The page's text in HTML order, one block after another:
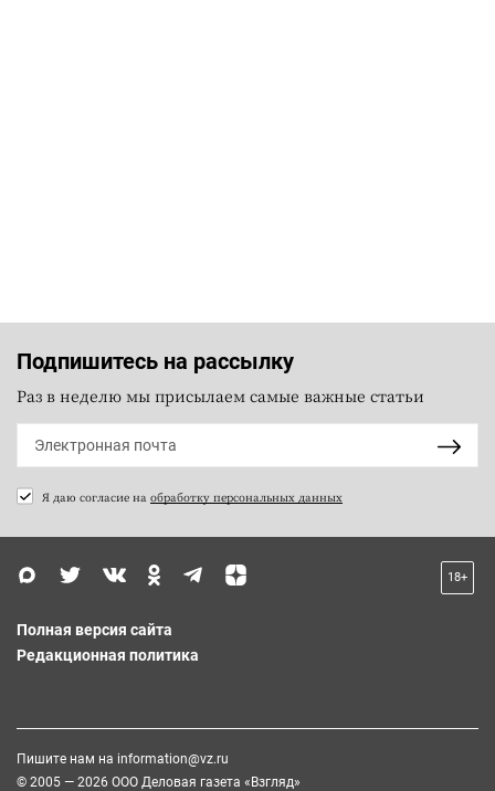
Подпишитесь на рассылку
Раз в неделю мы присылаем самые важные статьи
Я даю согласие на обработку персональных данных
18+
Полная версия сайта
Редакционная политика
Пишите нам на information@vz.ru
© 2005 — 2026 ООО Деловая газета «Взгляд»